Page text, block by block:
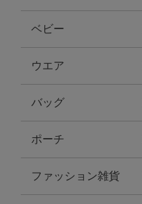
ファブリック
グリーン
バス＆ビューティー
バス＆ビューティー
ベビー
ウエア
バッグ
ポーチ
ファッション雑貨